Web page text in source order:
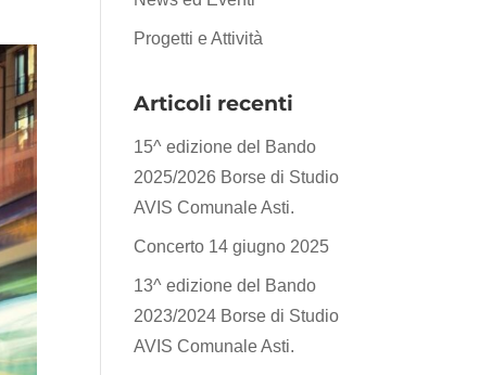
Progetti e Attività
Articoli recenti
15^ edizione del Bando
2025/2026 Borse di Studio
AVIS Comunale Asti.
Concerto 14 giugno 2025
13^ edizione del Bando
2023/2024 Borse di Studio
AVIS Comunale Asti.